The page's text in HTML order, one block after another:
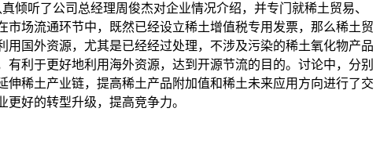
倾听了公司总经理周俊杰对企业情况介绍，并专门就稀土贸易、
场流通环节中，既然已经设立稀土增值税专用发票，那么稀土贸
国外资源，尤其是已经经过处理，不涉及污染的稀土氧化物产品
利于更好地利用海外资源，达到开源节流的目的。讨论中，分别
稀土产业链，提高稀土产品附加值和稀土未来应用方向进行了交
好的转型升级，提高竞争力。